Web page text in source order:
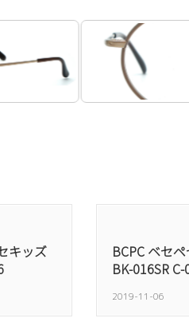
キッズ
BCPC ベセ
BK-016SR C-
2019-11-06